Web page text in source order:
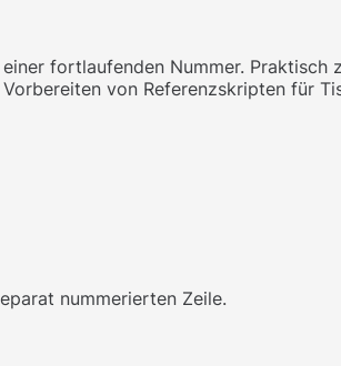
fortlaufenden Nummer.
von Referenzskripten für
nummerierten Zeile.